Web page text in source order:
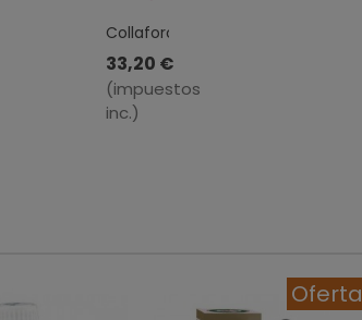
Collaforce
Skin ·
Dietmed
· 30
Sobres
33,20 €
(impuestos
inc.)
Oferta